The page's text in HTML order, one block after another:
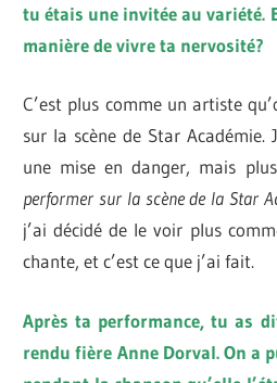
tu étais une invitée au variété.
manière de vivre ta nervosité?
C’est plus comme un artiste
sur la scène de Star Académie.
une mise en danger, mais
performer sur la scène de la Star
j’ai décidé de le voir plus
chante, et c’est ce que j’ai fait.
Après ta performance, tu as
rendu fière Anne Dorval. On a